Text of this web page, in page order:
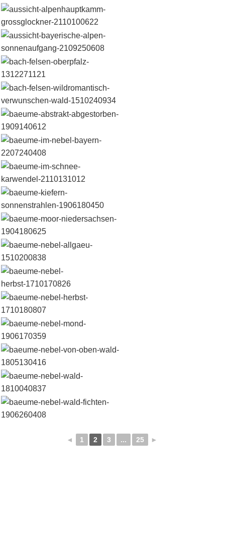
◄ 1 2 3 ... 25 ►